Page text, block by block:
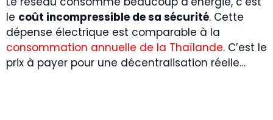
le coût incompressible de sa sécurité. Cette
dépense électrique est comparable à la
consommation annuelle de la Thaïlande. C’est le
prix à payer pour une décentralisation réelle…